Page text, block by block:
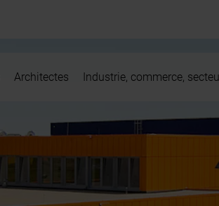
Architectes Industrie, commerce,